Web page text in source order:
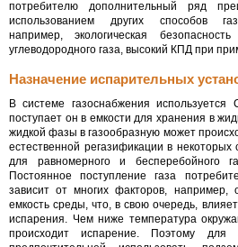
потребителю дополнительный ряд
использованием других способов
например, экологическая
углеводородного газа, высокий КПД при
Назначение испарительных
В системе газоснабжения
поступает он в емкости для хранения в
жидкой фазы в газообразную может
естественной регазификации в некоторых
для равномерного и бесперебойного
Постоянное поступление газа
зависит от многих факторов, например,
емкость среды, что, в свою очередь,
испарения. Чем ниже температура
происходит испарение. Поэтому для